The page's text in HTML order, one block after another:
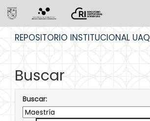
REPOSITORIO INSTITUCIONAL UAQ
Buscar
Buscar: